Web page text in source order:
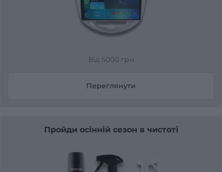
Від 5000 грн
Переглянути
Пройди осінній сезон в чистоті